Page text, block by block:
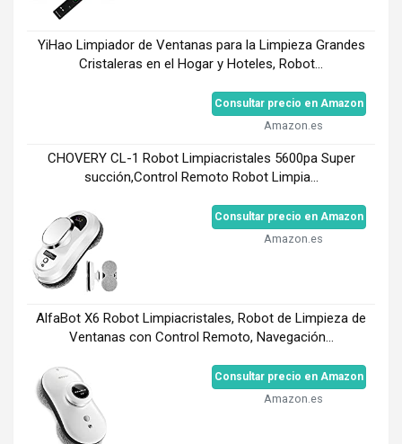
YiHao Limpiador de Ventanas para la Limpieza Grandes
Cristaleras en el Hogar y Hoteles, Robot...
Consultar precio en Amazon
Amazon.es
CHOVERY CL-1 Robot Limpiacristales 5600pa Super
succión,Control Remoto Robot Limpia...
Consultar precio en Amazon
Amazon.es
AlfaBot X6 Robot Limpiacristales, Robot de Limpieza de
Ventanas con Control Remoto, Navegación...
Consultar precio en Amazon
Amazon.es